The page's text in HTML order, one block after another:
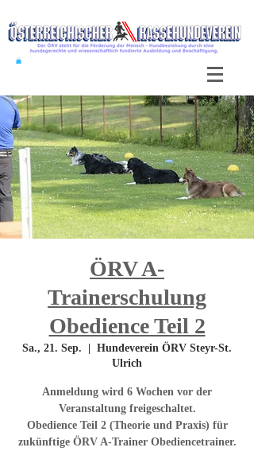
ÖRV A-
Trainerschulung
Obedience Teil 2
Sa., 21. Sep.
Hundeverein ÖRV Steyr-St.
Ulrich
Anmeldung wird 6 Wochen vor der
Veranstaltung freigeschaltet.
Obedience Teil 2 (Theorie und Praxis) für
zukünftige ÖRV A-Trainer Obediencetrainer.